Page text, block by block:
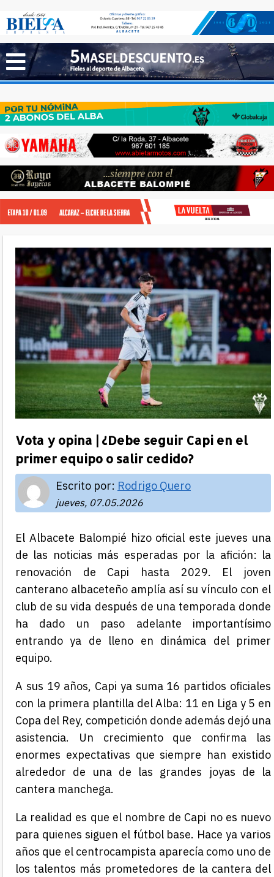
Vota y opina | ¿Debe seguir Capi en el
primer equipo o salir cedido?
Escrito por: Rodrigo Quero
jueves, 07.05.2026
El Albacete Balompié hizo oficial este jueves una
de las noticias más esperadas por la afición: la
renovación de Capi hasta 2029. El joven
canterano albaceteño amplía así su vínculo con el
club de su vida después de una temporada donde
ha dado un paso adelante importantísimo
entrando ya de lleno en dinámica del primer
equipo.
A sus 19 años, Capi ya suma 16 partidos oficiales
con la primera plantilla del Alba: 11 en Liga y 5 en
Copa del Rey, competición donde además dejó una
asistencia. Un crecimiento que confirma las
enormes expectativas que siempre han existido
alrededor de una de las grandes joyas de la
cantera manchega.
La realidad es que el nombre de Capi no es nuevo
para quienes siguen el fútbol base. Hace ya varios
años que el centrocampista aparecía como uno de
los talentos más prometedores de la cantera del